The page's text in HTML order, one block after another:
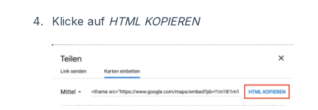
Klicke auf HTML KOPIEREN